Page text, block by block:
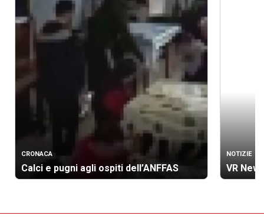
CRONACA
Calci e pugni agli ospiti dell’ANFFAS
NOTIZIE
VR